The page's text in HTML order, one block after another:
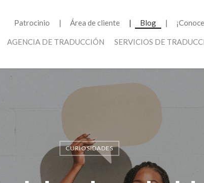
Patrocinio Área de cliente Blog
AGENCIA DE TRADUCCIÓN SERVICIOS DE
CURIOSIDADES